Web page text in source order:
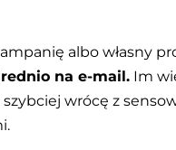
albo własny
na e-mail. Im
wrócę z